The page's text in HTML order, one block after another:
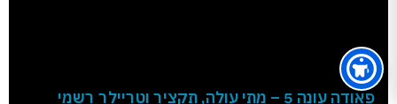
פאודה עונה 5 – מתי עולה, תקציר וטריילר רשמי